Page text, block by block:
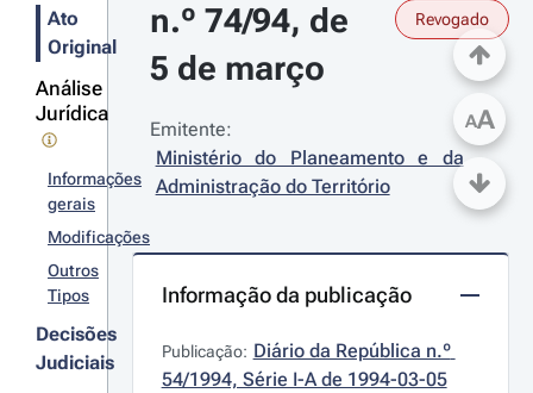
Ato
Original
Análise
Jurídica
Informações
gerais
Modificações
Outros
Tipos
Decisões
Judiciais
n.º 74/94, de
5 de março
Revogado
Emitente:
Ministério do Planeamento e da
Administração do Território
Informação da publicação
Publicação: Diário da República n.º
54/1994, Série I-A de 1994-03-05
AA